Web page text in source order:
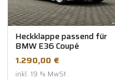
Heckklappe passend für
BMW E36 Coupé
1.290,00 €
inkl. 19 % MwSt.